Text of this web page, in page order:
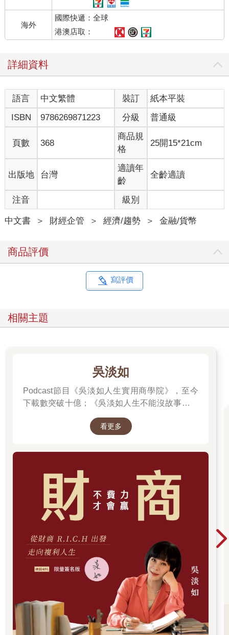
海外
國際快遞：全球
港澳店取：
詳細資料
語言 中文繁體 裝訂
紙本平裝
ISBN
9786269871223 分級 普通級
頁數 368
商品規
格
25開15*21cm
出版地 台灣
適讀年
齡
全齡適讀
注音 級別
中文書 ＞ 財經企管 ＞ 經濟/趨勢 ＞ 金融/貨幣
商品評價
寫評價
相關主題
吳淡如
Podcast節目《吳淡如人生實用商學院》，至今
下載數突破十億；《吳淡如人生不能沒故事》也
讀歷史中的權力運作與人性選擇，讓看似遙遠的
看更多